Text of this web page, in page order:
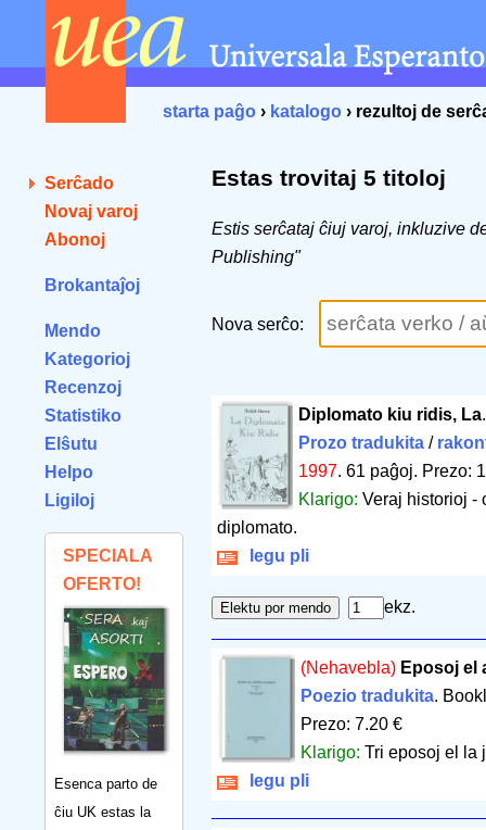
starta paĝo › katalogo › rezultoj de
Serĉado
Novaj varoj
Abonoj
Brokantaĵoj
Mendo
Kategorioj
Recenzoj
Statistiko
Elŝutu
Helpo
Ligiloj
SPECIALA
OFERTO!
Esenca parto de
ĉiu UK estas la
Estas trovitaj 5 titoloj
Estis serĉataj ĉiuj varoj, inkluzive
Publishing"
Nova serĉo:
Diplomato kiu ridis, La
Prozo tradukita /
1997. 61 paĝoj. Prezo:
Klarigo: Veraj historioj -
diplomato.
legu pli
ekz.
(Nehavebla) Eposoj el
Poezio tradukita.
Prezo: 7.20 €
Klarigo: Tri eposoj el la
legu pli